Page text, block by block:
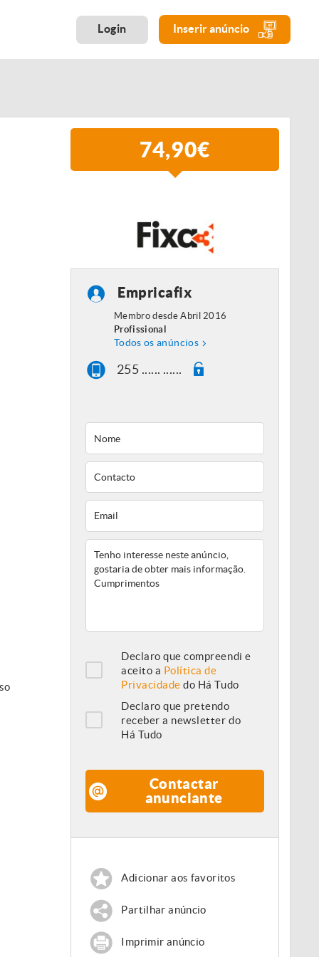
Login Inserir anúncio
74,90€
Empricafix
Membro desde Abril 2016
Profissional
Todos os anúncios
255 ...... ......
Declaro que compreendi e
aceito a Política de
Privacidade do Há Tudo
Declaro que pretendo
receber a newsletter do
Há Tudo
Contactar
anunciante
Adicionar aos favoritos
Partilhar anúncio
Imprimir anúncio